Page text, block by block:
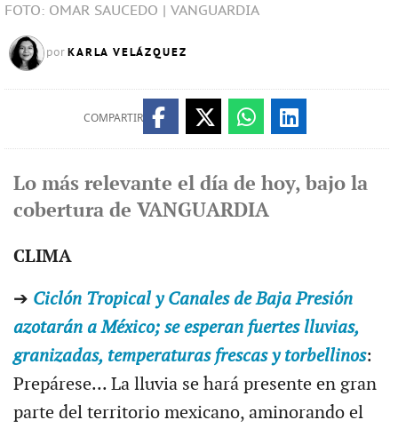
FOTO: OMAR SAUCEDO | VANGUARDIA
por KARLA VELÁZQUEZ
COMPARTIR
Lo más relevante el día de hoy, bajo la
cobertura de VANGUARDIA
CLIMA
➔ Ciclón Tropical y Canales de Baja Presión
azotarán a México; se esperan fuertes lluvias,
granizadas, temperaturas frescas y torbellinos:
Prepárese... La lluvia se hará presente en gran
parte del territorio mexicano, aminorando el